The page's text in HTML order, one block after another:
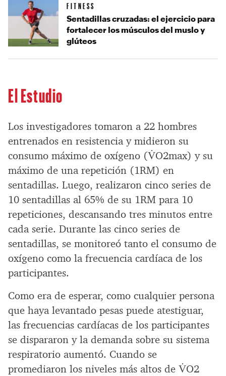
El Estudio
Los investigadores tomaron a 22 hombres
entrenados en resistencia y midieron su
consumo máximo de oxígeno (V̇O2max) y su
máximo de una repetición (1RM) en
sentadillas. Luego, realizaron cinco series de
10 sentadillas al 65% de su 1RM para 10
repeticiones, descansando tres minutos entre
cada serie. Durante las cinco series de
sentadillas, se monitoreó tanto el consumo de
oxígeno como la frecuencia cardíaca de los
participantes.
Como era de esperar, como cualquier persona
que haya levantado pesas puede atestiguar,
las frecuencias cardíacas de los participantes
se dispararon y la demanda sobre su sistema
respiratorio aumentó. Cuando se
promediaron los niveles más altos de V̇O2
FITNESS
Sentadillas cruzadas: el ejercicio para
fortalecer los músculos del muslo y
glúteos